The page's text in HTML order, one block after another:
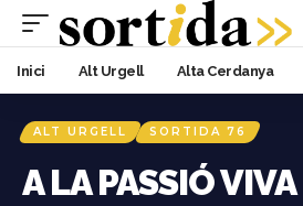
Inici Alt Urgell Alta Cerdanya
ALT URGELL SORTIDA 76
A LA PASSIÓ